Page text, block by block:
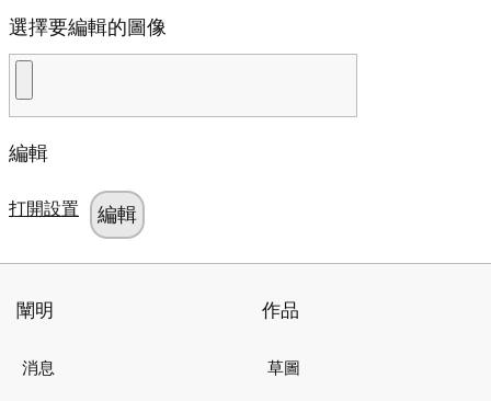
選擇要編輯的圖像
編輯
打開設置
闡明
消息
作品
草圖